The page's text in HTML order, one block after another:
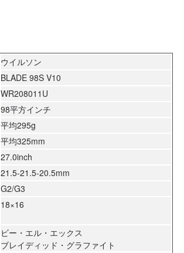
ウイルソン
BLADE 98S V10
WR208011U
98平方インチ
平均295g
平均325mm
27.0inch
21.5-21.5-20.5mm
G2/G3
18×16
ビー・エル・エックス
ブレイディッド・グラファイト